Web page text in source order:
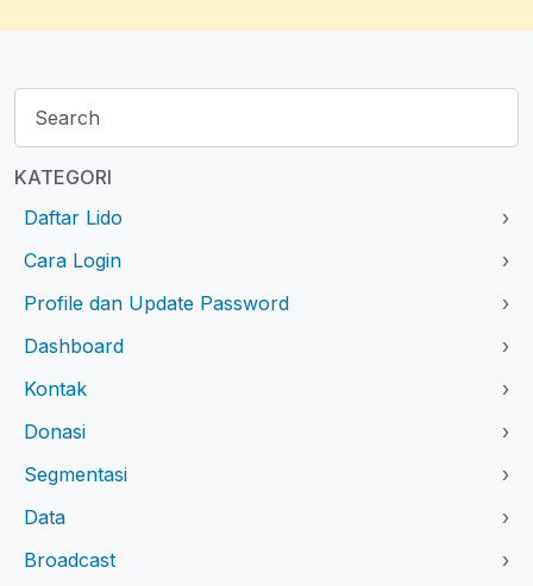
KATEGORI
Daftar Lido
›
Cara Login
›
Profile dan Update Password
›
Dashboard
›
Kontak
›
Donasi
›
Segmentasi
›
Data
›
Broadcast
›